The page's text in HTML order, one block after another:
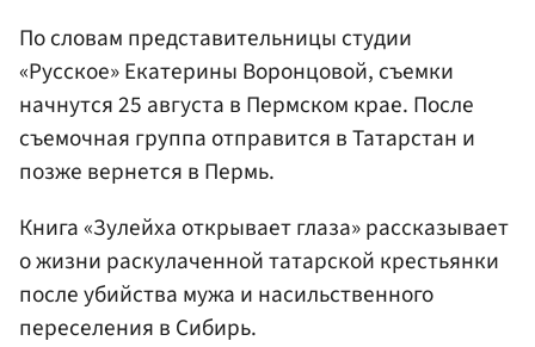
По словам представительницы студии
«Русское» Екатерины Воронцовой, съемки
начнутся 25 августа в Пермском крае. После
съемочная группа отправится в Татарстан и
позже вернется в Пермь.
Книга «Зулейха открывает глаза» рассказывает
о жизни раскулаченной татарской крестьянки
после убийства мужа и насильственного
переселения в Сибирь.